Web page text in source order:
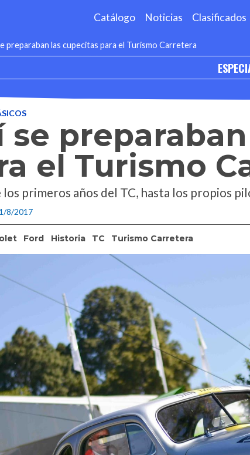
Catálogo Noticias Clasificados
preparaban las cupecitas para el Turismo Carretera
se
el Turismo
primeros años del TC, hasta los propios
8/2017
Ford Historia TC Turismo Carretera